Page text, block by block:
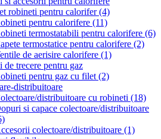
robineti pentru calorifer(4)
pentru calorifere (11)
termostatabili pentru calorifere (6)
termostatice pentru calorifere (2)
de aerisire calorifere (1)
de trecere pentru gaz
pentru gaz cu filet (2)
distribuitoare
distribuitoare cu robineti (18)
si capace colectoare/distribuitoare
colectoare/distribuitoare (1)